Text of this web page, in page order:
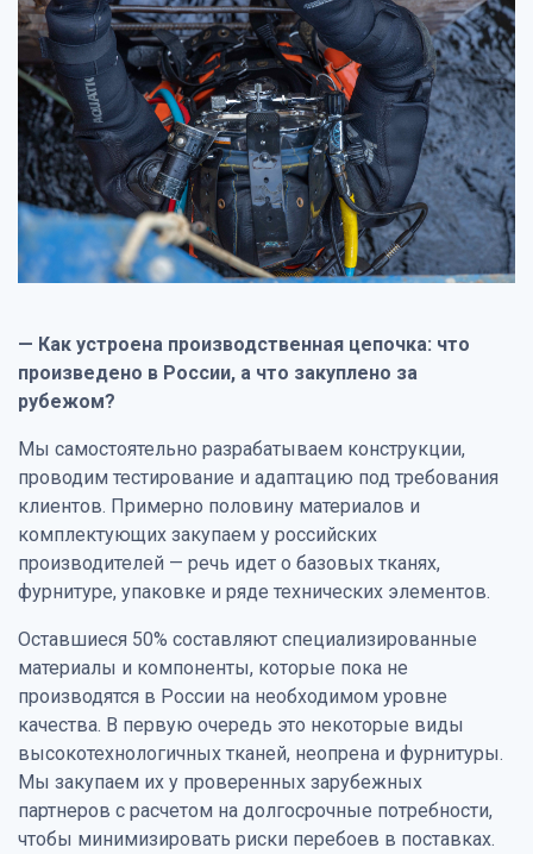
— Как устроена производственная цепочка: что
произведено в России, а что закуплено за
рубежом?
Мы самостоятельно разрабатываем конструкции,
проводим тестирование и адаптацию под требования
клиентов. Примерно половину материалов и
комплектующих закупаем у российских
производителей — речь идет о базовых тканях,
фурнитуре, упаковке и ряде технических элементов.
Оставшиеся 50% составляют специализированные
материалы и компоненты, которые пока не
производятся в России на необходимом уровне
качества. В первую очередь это некоторые виды
высокотехнологичных тканей, неопрена и фурнитуры.
Мы закупаем их у проверенных зарубежных
партнеров с расчетом на долгосрочные потребности,
чтобы минимизировать риски перебоев в поставках.